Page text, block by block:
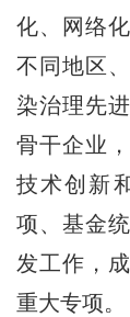
化、网络
不同地区
染治理先
骨干企业
技术创新
项、基金
发工作，
重大专项。